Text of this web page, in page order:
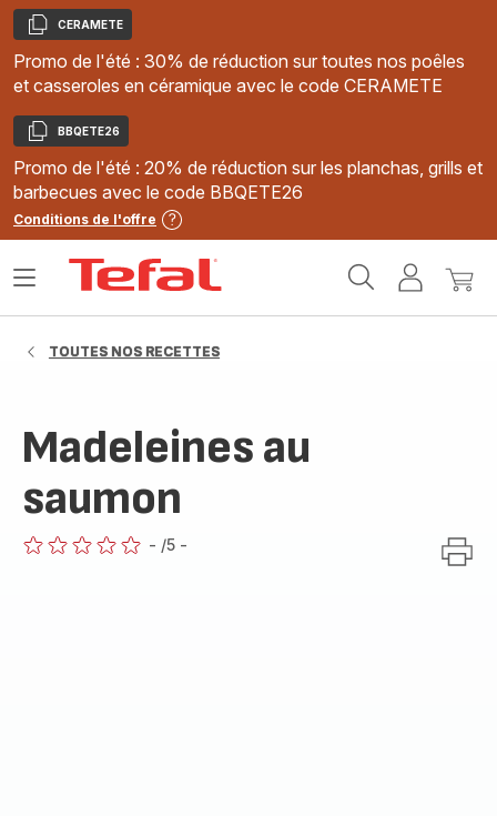
Copier
CERAMETE
Promo de l'été : 30% de réduction sur toutes nos poêles
et casseroles en céramique avec le code CERAMETE
Copier
BBQETE26
Promo de l'été : 20% de réduction sur les planchas, grills et
barbecues avec le code BBQETE26
Conditions de l'offre
MonMon
Ouvrir
TOUTES NOS RECETTES
Madeleines au
saumon
- /5 -